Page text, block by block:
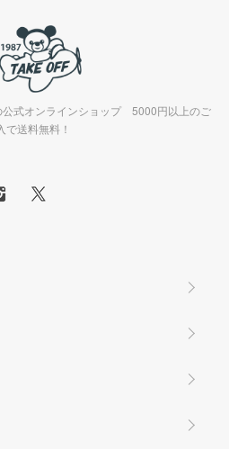
公式オンラインショップ 5000円以上のご
で送料無料！